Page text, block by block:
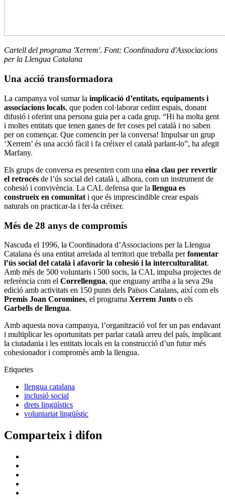
Cartell del programa 'Xerrem'. Font: Coordinadora d'Associacions
per la Llengua Catalana
Una acció transformadora
La campanya vol sumar la implicació d’entitats, equipaments i
associacions locals, que poden col·laborar cedint espais, donant
difusió i oferint una persona guia per a cada grup. “Hi ha molta gent
i moltes entitats que tenen ganes de fer coses pel català i no saben
per on començar. Que comencin per la conversa! Impulsar un grup
‘Xerrem’ és una acció fàcil i fa créixer el català parlant-lo”, ha afegit
Marfany.
Els grups de conversa es presenten com una eina clau per revertir
el retrocés de l’ús social del català i, alhora, com un instrument de
cohesió i convivència. La CAL defensa que la llengua es
construeix en comunitat i que és imprescindible crear espais
naturals on practicar-la i fer-la créixer.
Més de 28 anys de compromís
Nascuda el 1996, la Coordinadora d’Associacions per la Llengua
Catalana és una entitat arrelada al territori que treballa perfomentar
l’ús social del català i afavorir la cohesió i la interculturalitat.
Amb més de 500 voluntaris i 500 socis, la CAL impulsa projectes de
referència com el Correllengua, que enguany arriba a la seva 29a
edició amb activitats en 150 punts dels Països Catalans, així com els
Premis Joan Coromines, el programa Xerrem Junts o els
Garbells de llengua.
Amb aquesta nova campanya, l’organització vol fer un pas endavant
i multiplicar les oportunitats per parlar català arreu del país, implicant
la ciutadania i les entitats locals en la construcció d’un futur més
cohesionador i compromès amb la llengua.
Etiquetes
llengua catalana
inclusió social
drets lingüístics
voluntariat lingüístic
Comparteix i difon